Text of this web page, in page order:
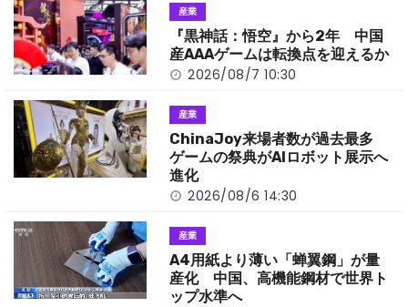
o
k
k
産業
『黒神話：悟空』から2年 中国
産AAAゲームは転換点を迎えるか
2026/08/7 10:30
産業
ChinaJoy来場者数が過去最多
ゲームの祭典がAIロボット展示へ
進化
2026/08/6 14:30
産業
A4用紙より薄い「蝉翼鋼」が量
産化 中国、高機能鋼材で世界ト
ップ水準へ